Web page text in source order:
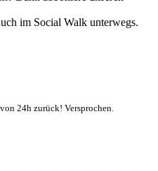
im Social Walk unterwegs.
24h zurück! Versprochen.